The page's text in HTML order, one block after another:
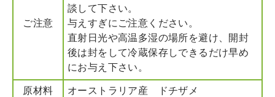
ご注意
談して下さい。
与えすぎにご注意ください。
直射日光や高温多湿の場所を避け、開封
後は封をして冷蔵保存しできるだけ早め
にお与え下さい。
原材料 オーストラリア産 ドチザメ